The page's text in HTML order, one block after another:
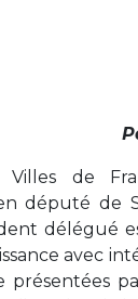
Villes de
député de
délégué
avec
présentées